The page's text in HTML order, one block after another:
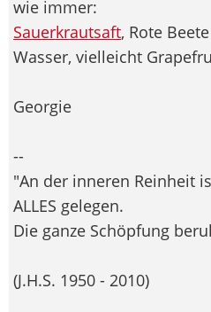
wie immer:
Sauerkrautsaft, Rote
Wasser, vielleicht
Georgie
--
"An der inneren Reinheit
ALLES gelegen.
Die ganze Schöpfung
(J.H.S. 1950 - 2010)